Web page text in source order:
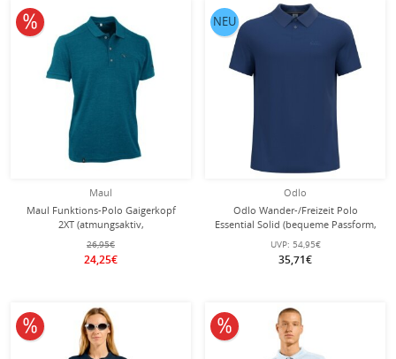
Maul
Maul Funktions-Polo Gaigerkopf
2XT (atmungsaktiv,
schnelltrocknend, dauerhaft frisch
durch Polygiene) petrol Herren
26,95€
24,25€
10% reduziert
Odlo
Odlo Wander-/Freizeit Polo
Essential Solid (bequeme Passform,
Baumwolle/Polyester) navyblau
Herren
UVP: 54,95€
35,71€
NEU
10% reduziert 10% reduziert